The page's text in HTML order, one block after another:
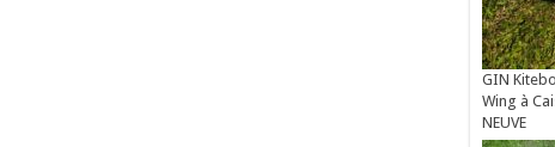
GIN
Wing à
NEUVE